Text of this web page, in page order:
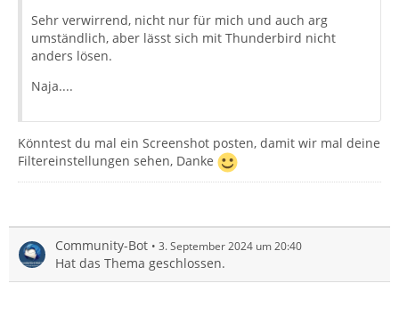
Sehr verwirrend, nicht nur für mich und auch arg
umständlich, aber lässt sich mit Thunderbird nicht
anders lösen.
Naja....
Könntest du mal ein Screenshot posten, damit wir mal deine
Filtereinstellungen sehen, Danke
Community-Bot 3. September 2024 um 20:40
Hat das Thema geschlossen.